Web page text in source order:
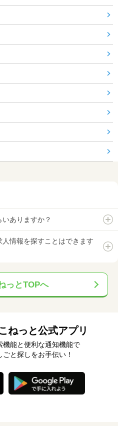
ありますか？
情報を探すことはできます
っとTOPへ
ねっと公式アプリ
機能と便利な通知機能で
ごと探しをお手伝い！